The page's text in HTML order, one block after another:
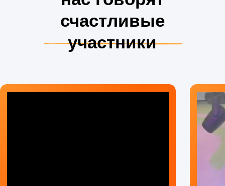
счастливые
участники